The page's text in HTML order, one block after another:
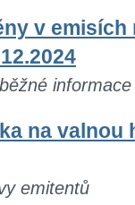
v emisích
informace
na
emitentů